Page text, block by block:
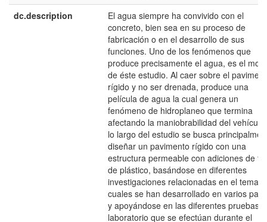
dc.description
El agua siempre ha convivido con el
concreto, bien sea en su proceso de
fabricación o en el desarrollo de sus
funciones. Uno de los fenómenos que
produce precisamente el agua, es el
de éste estudio. Al caer sobre el
rígido y no ser drenada, produce una
película de agua la cual genera un
fenómeno de hidroplaneo que termina
afectando la maniobrabilidad del
lo largo del estudio se busca
diseñar un pavimento rígido con una
estructura permeable con adiciones de
de plástico, basándose en diferentes
investigaciones relacionadas en el tema,
cuales se han desarrollado en varios
y apoyándose en las diferentes pruebas
laboratorio que se efectúan durante el